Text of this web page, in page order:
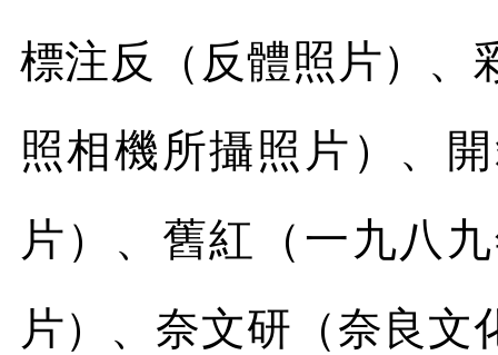
標注反（反體照片）、
照相機所攝照片）、
片）、舊紅（一九八
片）、奈文研（奈良文